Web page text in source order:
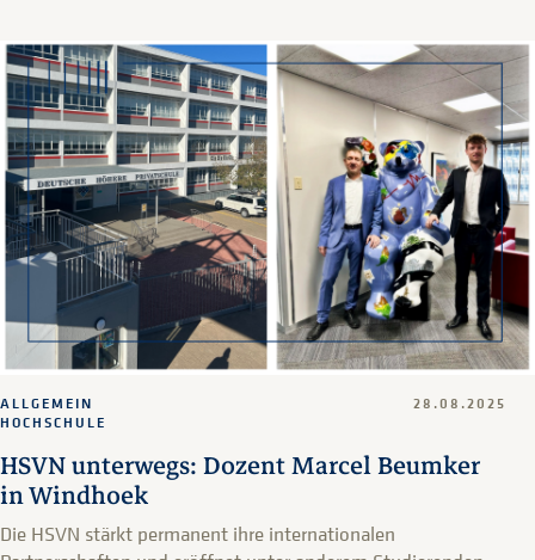
HSVN unterwegs: Dozent Marcel Beumker
in Windhoek
ALLGEMEIN
HOCHSCHULE
28.08.2025
Die HSVN stärkt permanent ihre internationalen